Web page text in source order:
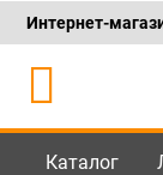
Каталог
Интернет-
Каталог